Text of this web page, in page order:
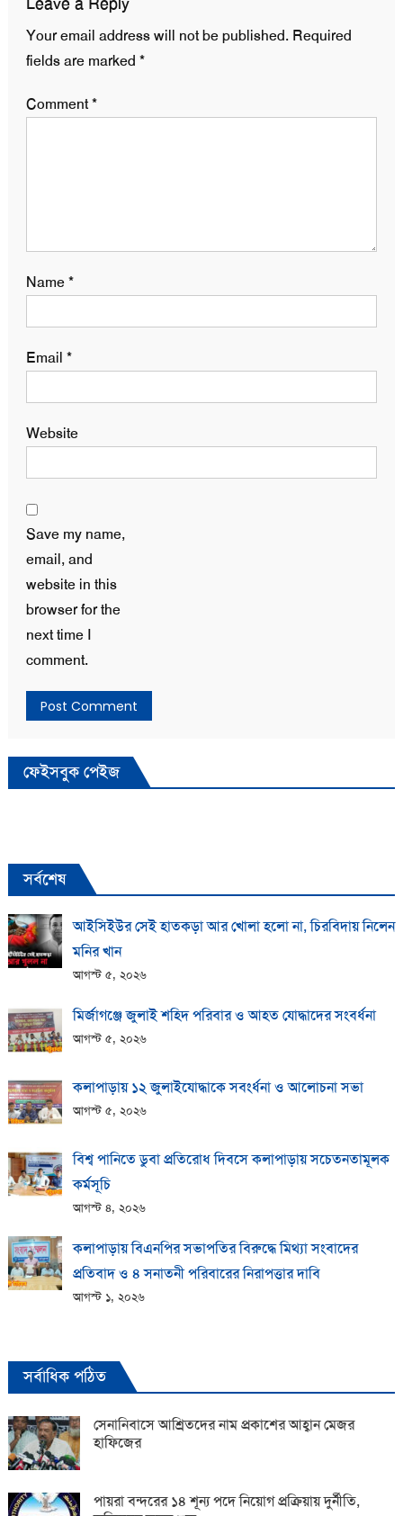
Your email address will not be published. Required
fields are marked *
Comment*
Name*
Email *
Website
Save my name,
email, and
website in this
browser for the
next time I
comment.
ফেইসবুক পেইজ
সর্বশেষ
আইসিইউর সেই হাতকড়া আর খোলা হলো না, চিরবিদায় নিলেন
মনির খান
আগস্ট ৫, ২০২৬
মির্জাগঞ্জে জুলাই শহিদ পরিবার ও আহত যোদ্ধাদের সংবর্ধনা
আগস্ট ৫, ২০২৬
কলাপাড়ায় ১২ জুলাইযোদ্ধাকে সবংর্ধনা ও আলোচনা সভা
আগস্ট ৫, ২০২৬
বিশ্ব পানিতে ডুবা প্রতিরোধ দিবসে কলাপাড়ায় সচেতনতামূলক
কর্মসূচি
আগস্ট ৪, ২০২৬
কলাপাড়ায় বিএনপির সভাপতির বিরুদ্ধে মিথ্যা সংবাদের
প্রতিবাদ ও ৪ সনাতনী পরিবারের নিরাপত্তার দাবি
আগস্ট ১, ২০২৬
সর্বাধিক পঠিত
সেনানিবাসে আশ্রিতদের নাম প্রকাশের আহ্বান মেজর
হাফিজের
পায়রা বন্দরের ১৪ শূন্য পদে নিয়োগ প্রক্রিয়ায় দুর্নীতি,